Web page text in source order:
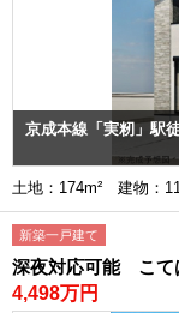
京成本線「実籾」駅
土地：174m² 建物：
新築一戸建て
深夜対応可能 こて
4,498万円